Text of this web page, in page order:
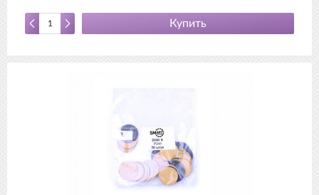
Купить